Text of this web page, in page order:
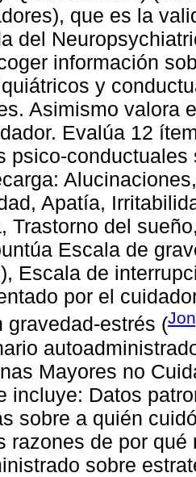
que es la
del
información
y
Asimismo valora
Evalúa 12
psico-
Apatía,
Trastorno del
Escala de
Escala de
por el
gravedad-estrés (
Mayores no
incluye: Datos
sobre a quién
razones de por
sobre